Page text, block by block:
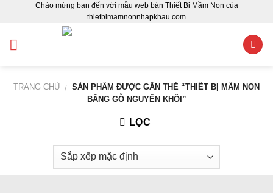
content
Chào mừng bạn đến với mẫu web bán Thiết Bị Mầm Non của
thietbimamnonnhapkhau.com
TRANG CHỦ / SẢN PHẨM ĐƯỢC GẮN THẺ “THIẾT BỊ MẦM NON
BẰNG GỖ NGUYÊN KHỐI”
LỌC